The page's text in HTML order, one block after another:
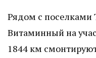
Рядом с поселками
Витаминный на
1844 км